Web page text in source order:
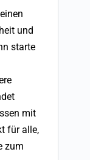
und
starte
mit
für alle,
zum